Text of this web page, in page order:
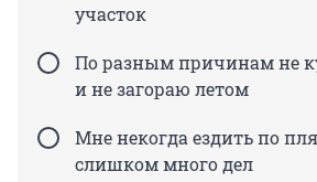
участок
По разным причинам не
и не загораю летом
Мне некогда ездить по
слишком много дел